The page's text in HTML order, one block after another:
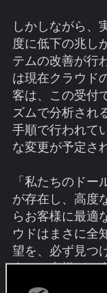
しかしながら、
度に低下の兆し
テムの改善が行
は現在クラウド
客は、この受付
ズムで分析され
手順で行われて
な変更が予定さ
「私たちのド
が存在し、高度
らお客様に最適
ウドはまさに全
望を、必ず見つ
在、お客様がご
ら一人を選ぶ